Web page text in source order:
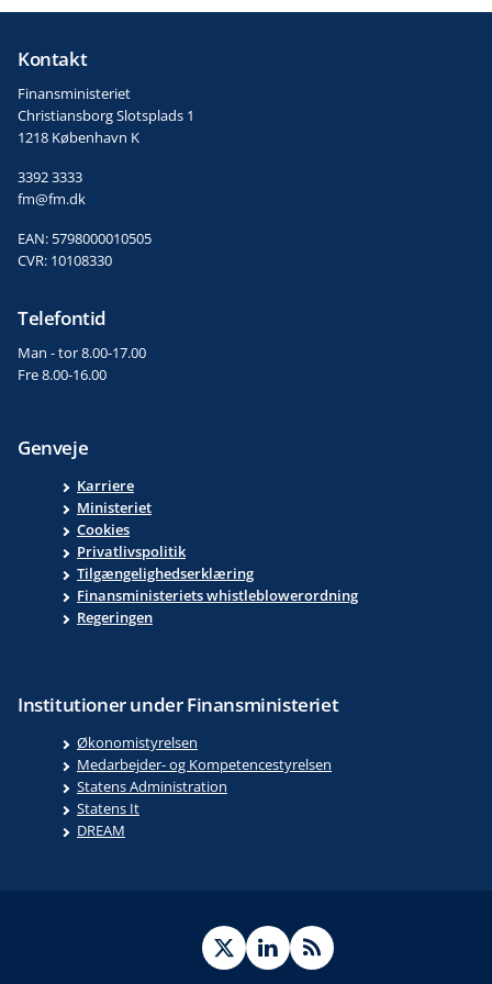
Kontakt
Finansministeriet
Christiansborg Slotsplads 1
1218 København K
3392 3333
fm@fm.dk
EAN: 5798000010505
CVR: 10108330
Telefontid
Man - tor 8.00-17.00
Fre 8.00-16.00
Genveje
Karriere
Ministeriet
Cookies
Privatlivspolitik
Tilgængelighedserklæring
Finansministeriets whistleblowerordning
Regeringen
Institutioner under Finansministeriet
Økonomistyrelsen
Medarbejder- og Kompetencestyrelsen
Statens Administration
Statens It
DREAM
TwitterLinkedIn
RSS